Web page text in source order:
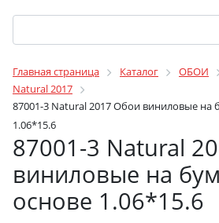
Главная страница Каталог ОБОИ
Natural 2017
87001-3 Natural 2017 Обои виниловые на
1.06*15.6
87001-3 Natural
виниловые на
основе 1.06*15.6